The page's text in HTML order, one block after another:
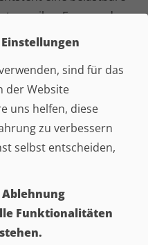
ihre Form und
Oslo sorgt
mit modernen,
auch mit klassischeren
Umfeld verändern. Diese
bei der langfristigen
schafft eine
sind für das
der Website
uns helfen, diese
zu verbessern
selbst entscheiden,
Ablehnung
Funktionalitäten